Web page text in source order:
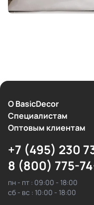
О BasicDecor
Cпециалистам
Оптовым клиентам
+7 (495) 230
8 (800) 775-
пн - пт : 09:00 - 18:00
сб - вс : 10:00 - 18:00